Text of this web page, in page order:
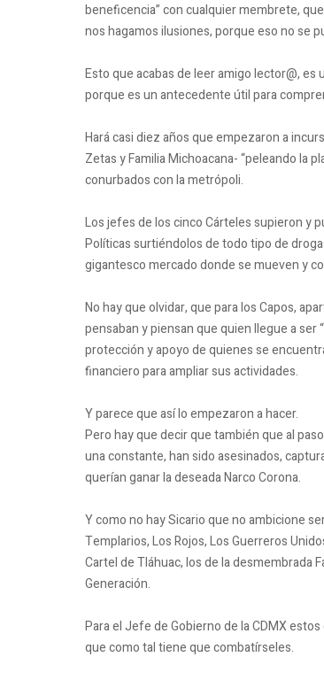
beneficencia” con cualquier membrete,
nos hagamos ilusiones, porque eso no se
Esto que acabas de leer amigo lector@,
porque es un antecedente útil para
Hará casi diez años que empezaron a
Zetas y Familia Michoacana- “peleando la
conurbados con la metrópoli.
Los jefes de los cinco Cárteles supieron y
Políticas surtiéndolos de todo tipo de
gigantesco mercado donde se mueven y
No hay que olvidar, que para los Capos,
pensaban y piensan que quien llegue a ser
protección y apoyo de quienes se
financiero para ampliar sus actividades.
Y parece que así lo empezaron a hacer.
Pero hay que decir que también que al
una constante, han sido asesinados,
querían ganar la deseada Narco Corona.
Y como no hay Sicario que no ambicione
Templarios, Los Rojos, Los Guerreros
Cartel de Tláhuac, los de la desmembrada
Generación.
Para el Jefe de Gobierno de la CDMX
que como tal tiene que combatírseles.